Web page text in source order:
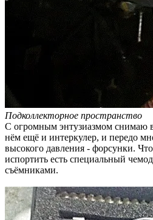
Подколлекторное пространство
С огромным энтузиазмом снимаю
нём ещё и интеркулер, и передо
высокого давления - форсунки.
испортить есть специальный
съёмниками.